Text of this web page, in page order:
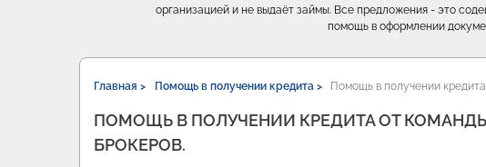
организацией и не выдаёт займы. Все предложения - это
помощь в оформлении
Главная > Помощь в получении кредита > Помощь в получении кредита
ПОМОЩЬ В ПОЛУЧЕНИИ КРЕДИТА ОТ
БРОКЕРОВ.